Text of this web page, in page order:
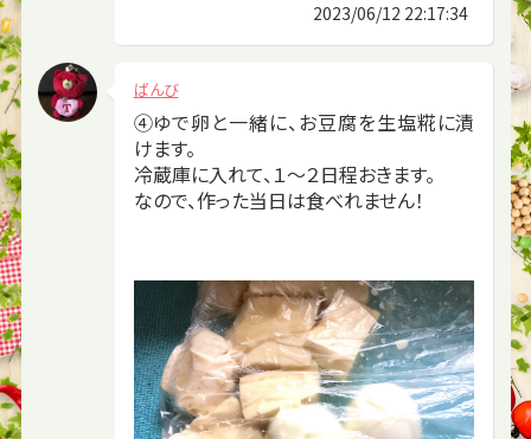
2023/06/12 22:17:34
ばんび
④ゆで卵と一緒に、お豆腐を生塩糀に漬
けます。
冷蔵庫に入れて、１～２日程おきます。
なので、作った当日は食べれません！